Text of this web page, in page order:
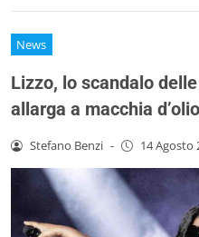
News
Lizzo, lo scandalo
allarga a macchia d’olio
Stefano Benzi - 14 Agosto